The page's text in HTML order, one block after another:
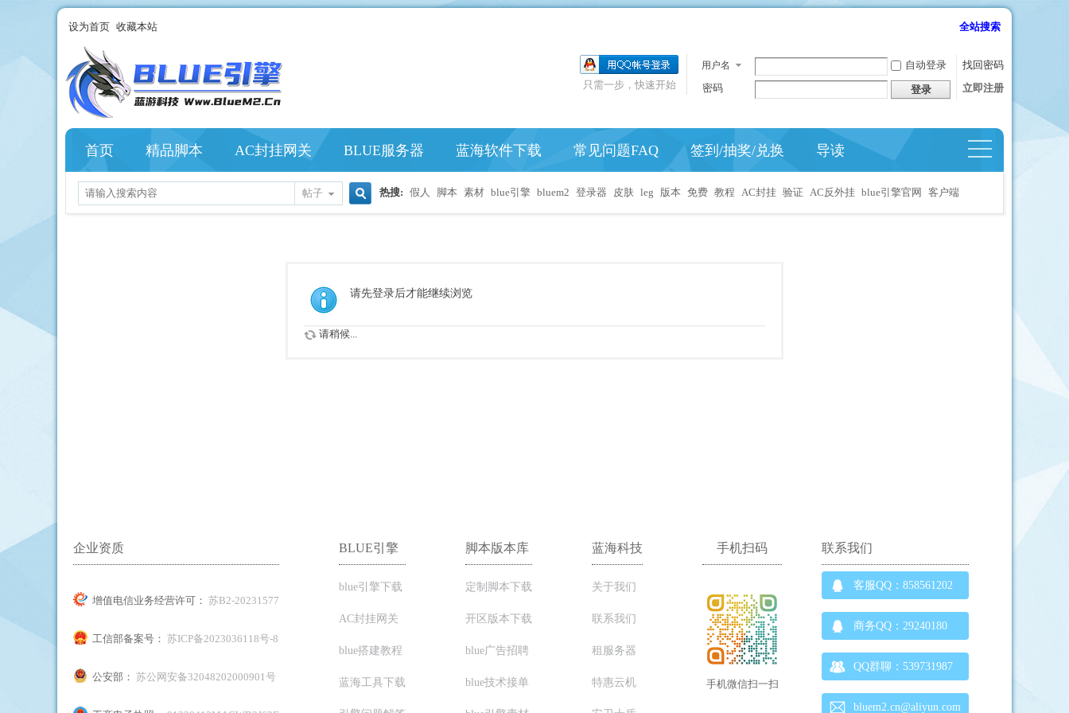
设为首页 收藏本站 全站搜索
用户名 自动登录
找回密码
密码
登录 立即注册
只需一步，快速开始
首页 精品脚本 AC封挂网关 BLUE服务器 蓝海软件下载 常见问题FAQ 签到/抽奖/兑换 导读
帖子
搜
索
热搜: 假人 脚本 素材 blue引擎 bluem2 登录器 皮肤 leg 版本 免费 教程 AC封挂 验证 AC反外挂 blue引擎官网 客户端
请先登录后才能继续浏览
请稍候...
企业资质
增值电信业务经营许可： 苏B2-20231577
工信部备案号： 苏ICP备2023036118号-8
公安部： 苏公网安备32048202000901号
BLUE引擎
blue引擎下载
AC封挂网关
blue搭建教程
蓝海工具下载
脚本版本库
定制脚本下载
开区版本下载
blue广告招聘
blue技术接单
蓝海科技
关于我们
联系我们
租服务器
特惠云机
手机扫码
手机微信扫一扫
联系我们
客服QQ：858561202
商务QQ：29240180
QQ群聊：539731987
bluem2.cn@aliyun.com